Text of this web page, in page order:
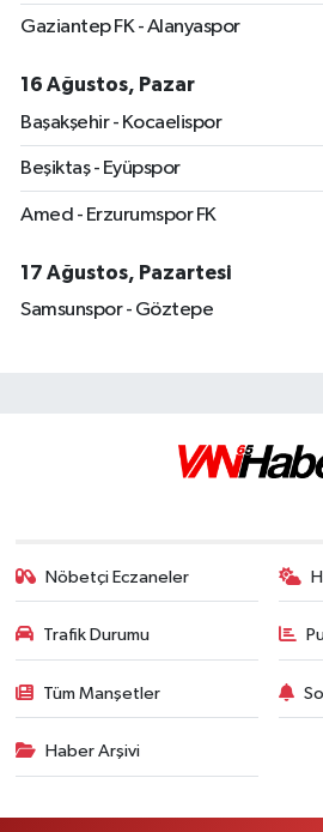
Gaziantep FK - Alanyaspor
16 Ağustos, Pazar
Başakşehir - Kocaelispor
Beşiktaş - Eyüpspor
Amed - Erzurumspor FK
17 Ağustos, Pazartesi
Samsunspor - Göztepe
Nöbetçi Eczaneler
Trafik Durumu
Tüm Manşetler
Haber Arşivi